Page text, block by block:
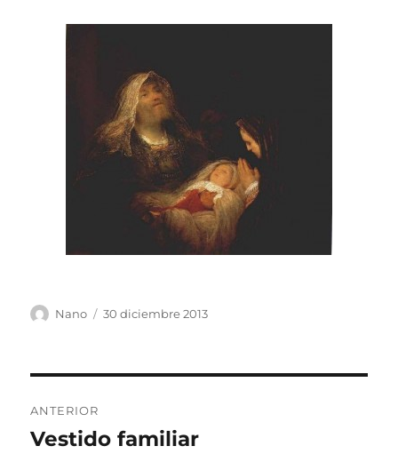
Autor
Nano
Publicado
30 diciembre 2013
de
ANTERIOR
Entrada
Vestido familiar